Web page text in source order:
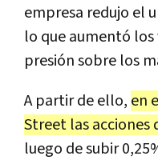
empresa redujo el
lo que aumentó
presión sobre los
A partir de ello, en
Street las acciones
luego de subir